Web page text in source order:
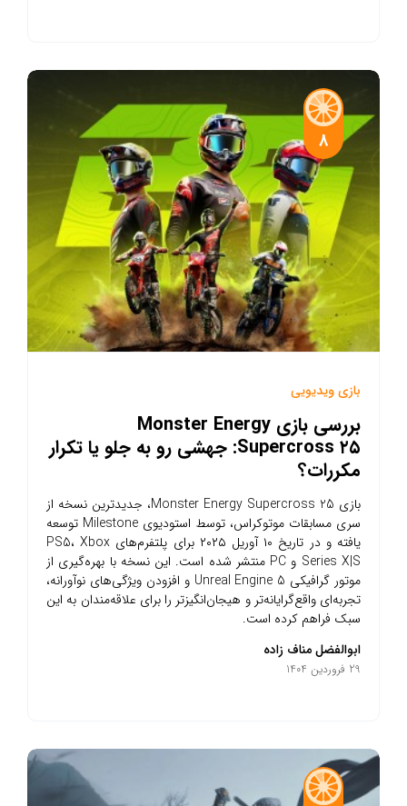
8
بازی ویدیویی
بررسی بازی Monster Energy
Supercross ۲۵: جهشی رو به جلو یا تکرار
مکررات؟
بازی Monster Energy Supercross 25، جدیدترین نسخه از
سری مسابقات موتوکراس، توسط استودیوی Milestone توسعه
یافته و در تاریخ ۱۰ آوریل ۲۰۲۵ برای پلتفرم‌های PS5، Xbox
Series X|S و PC منتشر شده است. این نسخه با بهره‌گیری از
موتور گرافیکی Unreal Engine 5 و افزودن ویژگی‌های نوآورانه،
تجربه‌ای واقع‌گرایانه‌تر و هیجان‌انگیزتر را برای علاقه‌مندان به این
سبک فراهم کرده است.​
ابوالفضل مناف زاده
29 فروردین 1404